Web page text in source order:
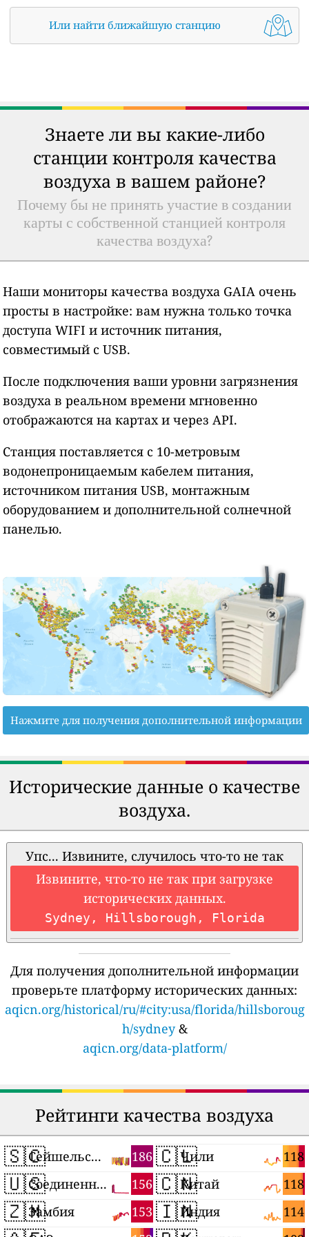
Или найти ближайшую станцию
Знаете ли вы какие-либо
станции контроля качества
воздуха в вашем районе?
Почему бы не принять участие в создании
карты с собственной станцией контроля
качества воздуха?
Наши мониторы качества воздуха GAIA очень
просты в настройке: вам нужна только точка
доступа WIFI и источник питания,
совместимый с USB.
После подключения ваши уровни загрязнения
воздуха в реальном времени мгновенно
отображаются на картах и через API.
Станция поставляется с 10-метровым
водонепроницаемым кабелем питания,
источником питания USB, монтажным
оборудованием и дополнительной солнечной
панелью.
Нажмите для получения дополнительной информации
Исторические данные о качестве
воздуха.
Упс... Извините, случилось что-то не так
Извините, что-то не так при загрузке
исторических данных.
Sydney, Hillsborough, Florida
Для получения дополнительной информации
проверьте платформу исторических данных:
aqicn.org/historical/ru/#city:usa/florida/hillsboroug
h/sydney&
aqicn.org/data-platform/
Рейтинги качества воздуха
🇸🇨 186
Сейшельские Острова
🇺🇸 156
Соединенные Штаты
🇿🇲 153
Замбия
🇨🇱 118
Чили
🇨🇳 118
Китай
🇮🇳 114
Индия